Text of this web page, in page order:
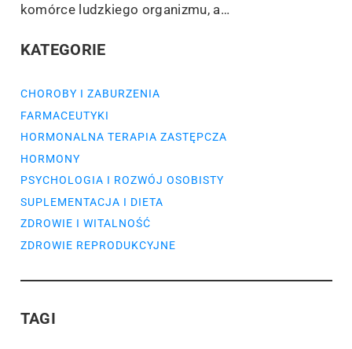
komórce ludzkiego organizmu, a…
KATEGORIE
CHOROBY I ZABURZENIA
FARMACEUTYKI
HORMONALNA TERAPIA ZASTĘPCZA
HORMONY
PSYCHOLOGIA I ROZWÓJ OSOBISTY
SUPLEMENTACJA I DIETA
ZDROWIE I WITALNOŚĆ
ZDROWIE REPRODUKCYJNE
TAGI